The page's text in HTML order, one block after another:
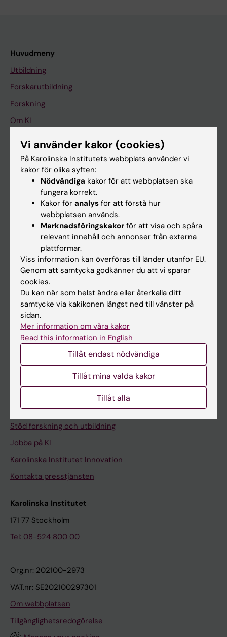
Huvudmeny
Utbildning
Forskarutbildning
Forskning
Om KI
På gång
Nyheter
Kalender
Schema
Studentmejlen
Kurs- och programwebbar
Student på KI
Medarbetarportalen
Universitetsbiblioteket
Stöd forskning och utbildning
Jobba på KI
Karolinska Institutet Innovation
Kontakta presstjänsten
Karolinska Institutet
171 77 Stockholm
Tel: 08-524 800 00
Org.nr: 202100-2973
VAT.nr: SE202100297301
Om webbplatsen
Tillgänglighetsredogörelse
Vi använder kakor (cookies)
På Karolinska Institutets webbplats använder vi
kakor för olika syften:
Nödvändiga kakor för att webbplatsen ska
fungera korrekt.
Kakor för analys för att förstå hur
webbplatsen används.
Marknadsföringskakor för att visa och spåra
relevant innehåll och annonser från externa
plattformar.
Viss information kan överföras till länder utanför EU.
Genom att samtycka godkänner du att vi sparar
cookies.
Du kan när som helst ändra eller återkalla ditt
samtycke via kakikonen längst ned till vänster på
sidan.
Mer information om våra kakor
Read this information in English
Tillåt endast nödvändiga
Tillåt mina valda kakor
Tillåt alla